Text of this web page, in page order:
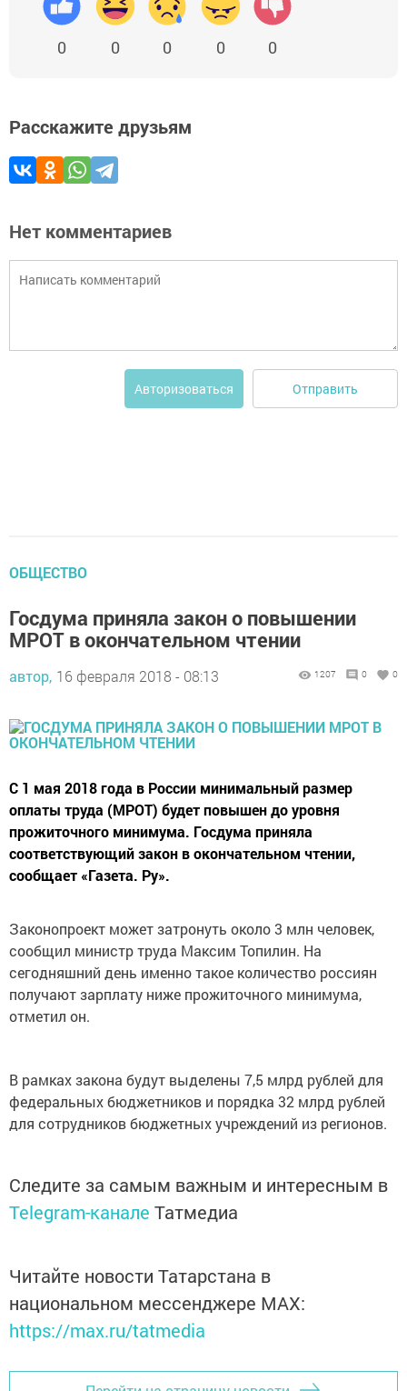
0 0 0 0 0
Расскажите друзьям
Нет комментариев
Авторизоваться Отправить
ОБЩЕСТВО
Госдума приняла закон о повышении
МРОТ в окончательном чтении
автор, 16 февраля 2018 - 08:13 1207 0 0
С 1 мая 2018 года в России минимальный размер
оплаты труда (МРОТ) будет повышен до уровня
прожиточного минимума. Госдума приняла
соответствующий закон в окончательном чтении,
сообщает «Газета. Ру».
Законопроект может затронуть около 3 млн человек,
сообщил министр труда Максим Топилин. На
сегодняшний день именно такое количество россиян
получают зарплату ниже прожиточного минимума,
отметил он.
В рамках закона будут выделены 7,5 млрд рублей для
федеральных бюджетников и порядка 32 млрд рублей
для сотрудников бюджетных учреждений из регионов.
Следите за самым важным и интересным в
Telegram-канале Татмедиа
Читайте новости Татарстана в
национальном мессенджере MАХ:
https://max.ru/tatmedia